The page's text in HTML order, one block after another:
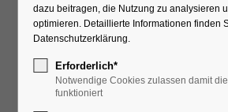
dazu beitragen, die Nutzung zu analysieren
optimieren. Detaillierte Informationen finden
Datenschutzerklärung.
Erforderlich*
Notwendige Cookies zulassen damit
funktioniert